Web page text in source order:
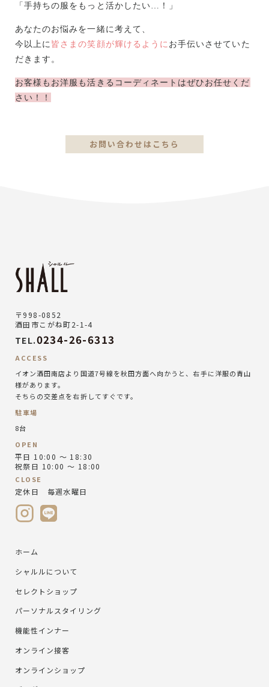
「手持ちの服をもっと活かしたい…！」
あなたのお悩みを一緒に考えて、
今以上に皆さまの笑顔が輝けるようにお手伝いさせていた
だきます。
お客様もお洋服も活きるコーディネートはぜひお任せくだ
さい！！
お問い合わせはこちら
〒998-0852
酒田市こがね町2-1-4
TEL.0234-26-6313
ACCESS
イオン酒田南店より国道7号線を秋田方面へ向かうと、右手に洋服の青山
様があります。
そちらの交差点を右折してすぐです。
駐車場
8台
OPEN
平日 10:00 ～ 18:30
祝祭日 10:00 ～ 18:00
CLOSE
定休日 毎週水曜日
ホーム
シャルルについて
セレクトショップ
パーソナルスタイリング
機能性インナー
オンライン接客
オンラインショップ